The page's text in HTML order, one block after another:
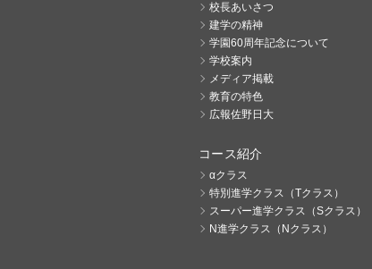
校長あいさつ
建学の精神
学園60周年記念について
学校案内
メディア掲載
教育の特色
広報佐野日大
コース紹介
αクラス
特別進学クラス（Tクラス）
スーパー進学クラス（Sクラス）
N進学クラス（Nクラス）